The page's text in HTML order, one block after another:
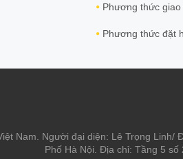
Phương thức giao
Phương thức đặt
Nam. Người đại diện: Lê Trọng
Phố Hà Nội. Địa chỉ: Tầng 5